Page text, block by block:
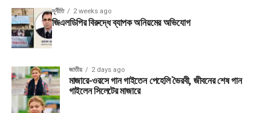
দূর্নীতি 2 weeks ago
জিএলডিপির বিরুদ্ধে ব্যাপক অনিয়মের অভিযোগ
জাতীয় 2 days ago
মাজারে-ওরসে গান গাইতেন পেহেলি ভৈরবী, জীবনের শেষ গান
গাইলেন সিলেটের মাজারে